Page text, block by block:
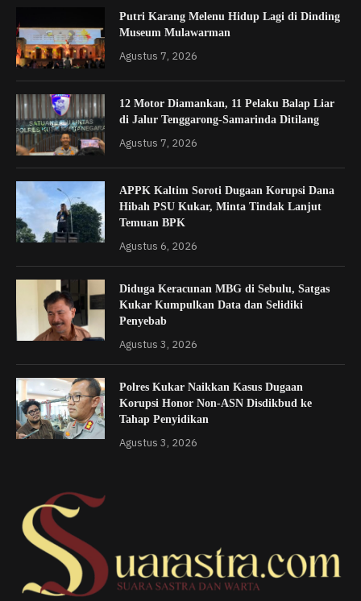
Putri Karang Melenu Hidup Lagi di Dinding
Museum Mulawarman
Agustus 7, 2026
12 Motor Diamankan, 11 Pelaku Balap Liar
di Jalur Tenggarong-Samarinda Ditilang
Agustus 7, 2026
APPK Kaltim Soroti Dugaan Korupsi Dana
Hibah PSU Kukar, Minta Tindak Lanjut
Temuan BPK
Agustus 6, 2026
Diduga Keracunan MBG di Sebulu, Satgas
Kukar Kumpulkan Data dan Selidiki
Penyebab
Agustus 3, 2026
Polres Kukar Naikkan Kasus Dugaan
Korupsi Honor Non-ASN Disdikbud ke
Tahap Penyidikan
Agustus 3, 2026